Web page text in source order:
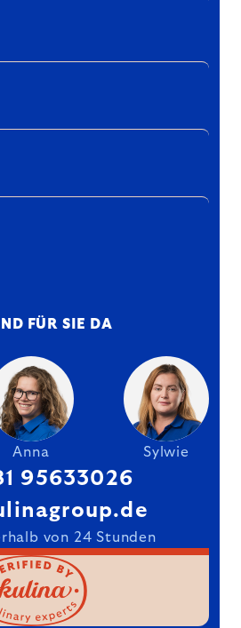
FÜR SIE DA
Anna Sylwie
95633026
von 24 Stunden